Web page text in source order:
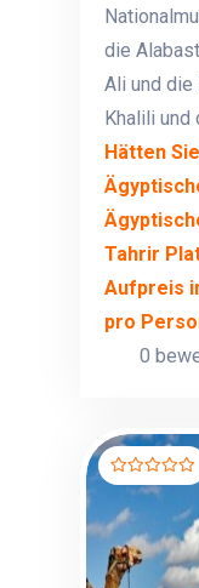
die
Ali und die
Khalili und
Hätten
Tahrir
Aufpreis
pro
0